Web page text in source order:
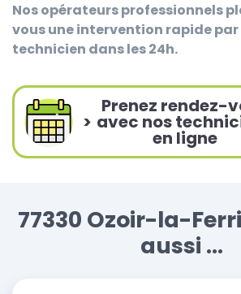
Nos opérateurs professionnels
vous une intervention rapide par
technicien dans les 24h.
>
Prenez rendez-
avec nos
en ligne
77330 Ozoir-la-
aussi ...